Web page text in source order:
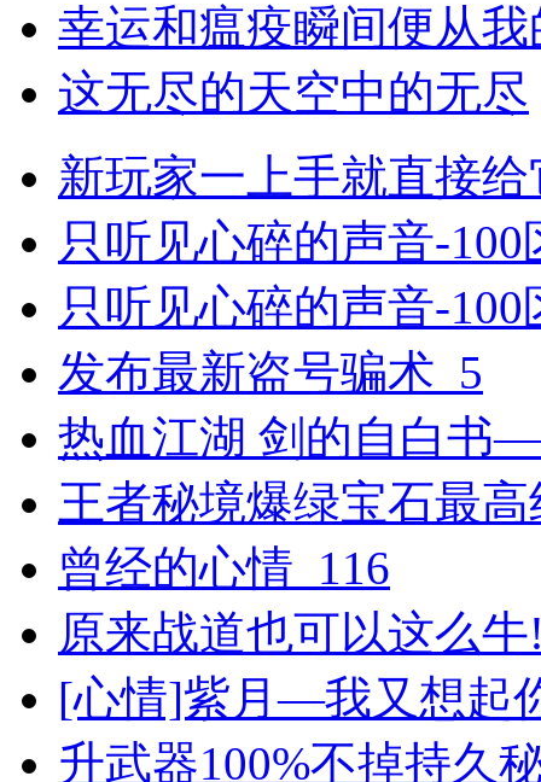
幸运和瘟疫瞬间便从
这无尽的天空中的无尽
新玩家一上手就直接
只听见心碎的声音-100
只听见心碎的声音-100
发布最新盗号骗术_5
热血江湖 剑的自白书
王者秘境爆绿宝石最
曾经的心情_116
原来战道也可以这么牛
[心情]紫月―我又想起
升武器100%不掉持久